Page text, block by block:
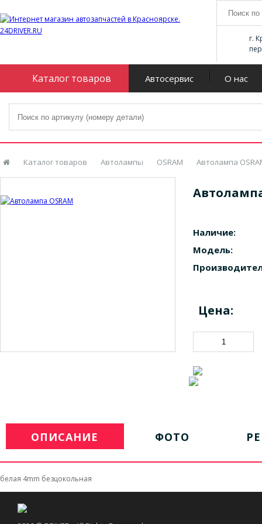
г.
Каталог товаров Автосервис О нас
Каталог товаров Автолампы OSRAM Автолампа
Наличие:
Модель:
Цена:
ОПИСАНИЕ ФОТО
белая 4mm безцокольная